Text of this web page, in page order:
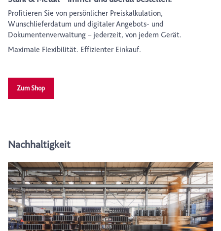
Profitieren Sie von persönlicher Preiskalkulation,
Wunschlieferdatum und digitaler Angebots- und
Dokumentenverwaltung – jederzeit, von jedem Gerät.
Maximale Flexibilität. Effizienter Einkauf.
Zum Shop
Nachhaltigkeit